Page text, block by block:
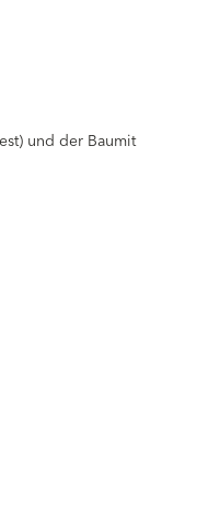
und der Baumit